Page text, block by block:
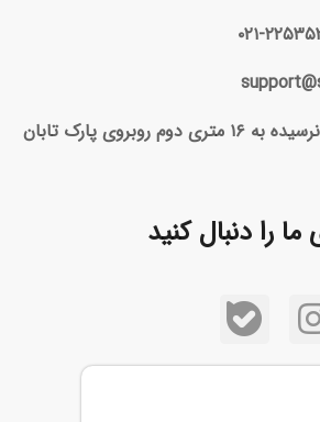
۲۲۵۳۵۳۱۶
بزرگراه رسالت -نرسیده به ۱۶ متری دوم روبروی پارک تابان
را دنبال کنید